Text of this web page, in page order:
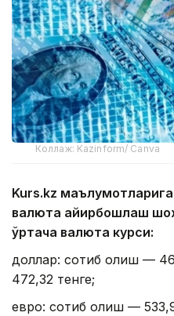
Коллаж: Kazinform/ Canva
Kurs.kz
валюта айирбошлаш
ўртача валюта курси:
доллар: сотиб олиш —
472,32 тенге;
евро: сотиб олиш —